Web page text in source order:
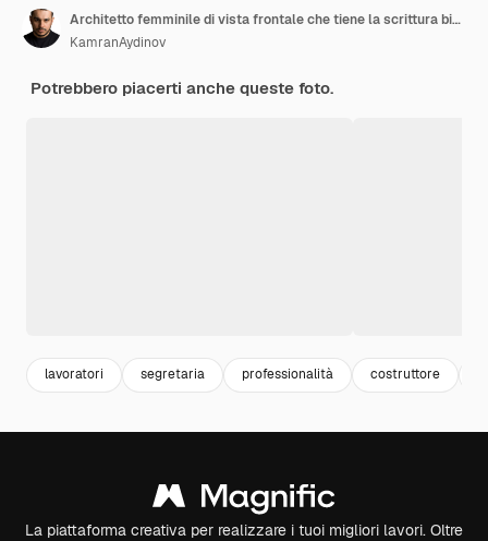
Architetto femminile di vista frontale che tiene la scrittura bianca di vendita sul blu
KamranAydinov
Potrebbero piacerti anche queste foto.
lavoratori segretaria professionalità costruttore
La piattaforma creativa per realizzare i tuoi migliori lavori. Oltre